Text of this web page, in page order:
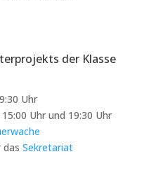
der Klasse
Uhr
Uhr und 19:30 Uhr
das Sekretariat